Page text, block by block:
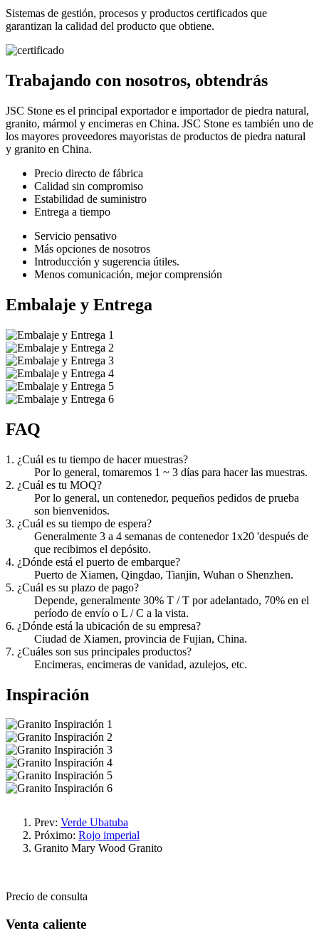
Sistemas de gestión, procesos y productos certificados que
garantizan la calidad del producto que obtiene.
Trabajando con nosotros, obtendrás
JSC Stone es el principal exportador e importador de piedra natural,
granito, mármol y encimeras en China. JSC Stone es también uno de
los mayores proveedores mayoristas de productos de piedra natural
y granito en China.
Precio directo de fábrica
Calidad sin compromiso
Estabilidad de suministro
Entrega a tiempo
Servicio pensativo
Más opciones de nosotros
Introducción y sugerencia útiles.
Menos comunicación, mejor comprensión
Embalaje y Entrega
FAQ
1. ¿Cuál es tu tiempo de hacer muestras?
Por lo general, tomaremos 1 ~ 3 días para hacer las muestras.
2. ¿Cuál es tu MOQ?
Por lo general, un contenedor, pequeños pedidos de prueba
son bienvenidos.
3. ¿Cuál es su tiempo de espera?
Generalmente 3 a 4 semanas de contenedor 1x20 'después de
que recibimos el depósito.
4. ¿Dónde está el puerto de embarque?
Puerto de Xiamen, Qingdao, Tianjin, Wuhan o Shenzhen.
5. ¿Cuál es su plazo de pago?
Depende, generalmente 30% T / T por adelantado, 70% en el
período de envío o L / C a la vista.
6. ¿Dónde está la ubicación de su empresa?
Ciudad de Xiamen, provincia de Fujian, China.
7. ¿Cuáles son sus principales productos?
Encimeras, encimeras de vanidad, azulejos, etc.
Inspiración
Prev: Verde Ubatuba
Próximo: Rojo imperial
Granito Mary Wood Granito
Precio de consulta
Venta caliente